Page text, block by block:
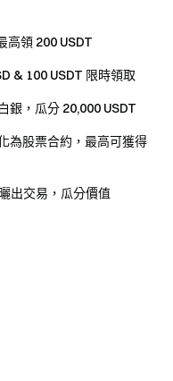
賽), 有關受限地區的詳
。
之門** 安全、快捷、
即行動**註冊帳戶，最
Gate App | 電腦端
高領 200 USDT
& 100 USDT 限時領取
銀，瓜分 20,000 USDT
為股票合約，最高可獲得
出交易，瓜分價值